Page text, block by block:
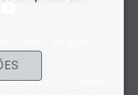
Política de cookies